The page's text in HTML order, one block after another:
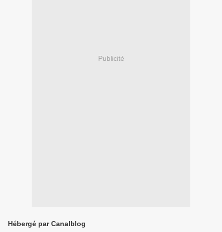
Publicité
Hébergé par Canalblog